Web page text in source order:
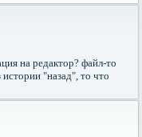
на редактор? файл-то
"назад", то что